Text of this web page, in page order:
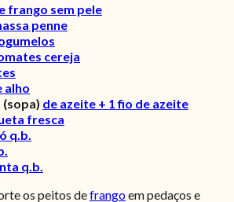
frango sem pele
penne
cereja
alho
de azeite + 1 fio de azeite
fresca
q.b.
q.b.
os peitos defrangoem pedaços e